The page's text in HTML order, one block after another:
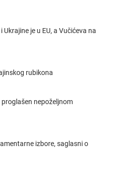
je u EU, a Vučićeva na
rubikona
nepoželjnom
izbore, saglasni o